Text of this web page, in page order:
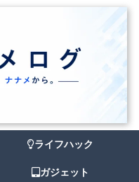
ライフハック
ガジェット